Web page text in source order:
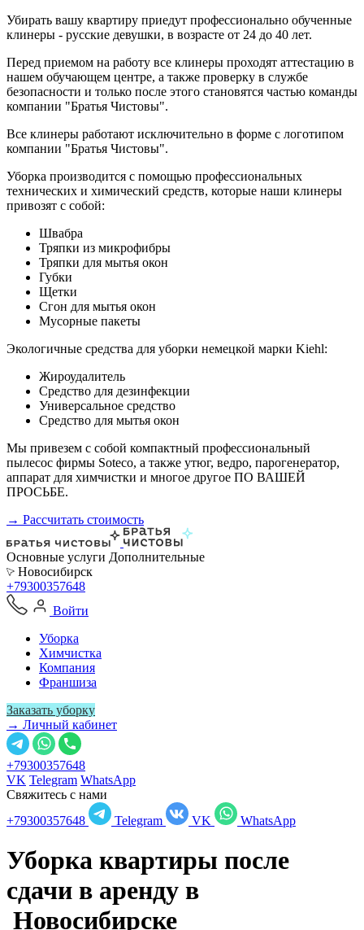
Убирать вашу квартиру приедут профессионально обученные
клинеры - русские девушки, в возрасте от 24 до 40 лет.
Перед приемом на работу все клинеры проходят аттестацию в
нашем обучающем центре, а также проверку в службе
безопасности и только после этого становятся частью команды
компании "Братья Чистовы".
Все клинеры работают исключительно в форме с логотипом
компании "Братья Чистовы".
Уборка производится с помощью профессиональных
технических и химический средств, которые наши клинеры
привозят с собой:
Швабра
Тряпки из микрофибры
Тряпки для мытья окон
Губки
Щетки
Сгон для мытья окон
Мусорные пакеты
Экологичные средства для уборки немецкой марки Kiehl:
Жироудалитель
Средство для дезинфекции
Универсальное средство
Средство для мытья окон
Мы привезем с собой компактный профессиональный
пылесос фирмы Soteco, а также утюг, ведро, парогенератор,
аппарат для химчистки и многое другое ПО ВАШЕЙ
ПРОСЬБЕ.
→ Рассчитать стоимость
Основные услуги Дополнительные
Новосибирск
+79300357648
Войти
Уборка
Химчистка
Компания
Франшиза
Заказать уборку
→ Личный кабинет
+79300357648
VK Telegram WhatsApp
Свяжитесь с нами
+79300357648
Telegram VK WhatsApp
Уборка квартиры после
сдачи в аренду в
Новосибирске